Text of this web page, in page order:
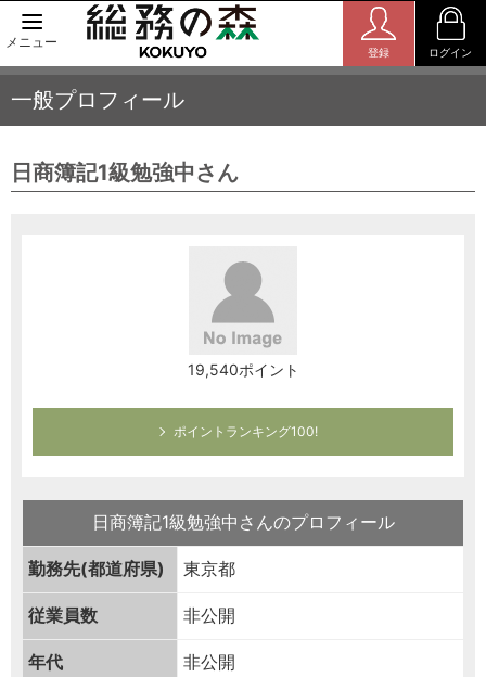
メニュー
登録 ログイン
一般プロフィール
日商簿記1級勉強中さん
19,540ポイント
ポイントランキング100!
日商簿記1級勉強中さんのプロフィール
勤務先(都道府県) 東京都
従業員数 非公開
年代 非公開